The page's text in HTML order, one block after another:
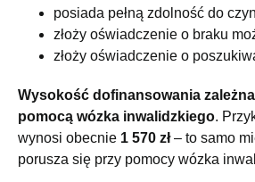
posiada pełną zdolność do
złoży oświadczenie o braku
złoży oświadczenie o
Wysokość dofinansowania
pomocą wózka inwalidzkiego.
wynosi obecnie 1 570 zł– to samo
porusza się przy pomocy wózka